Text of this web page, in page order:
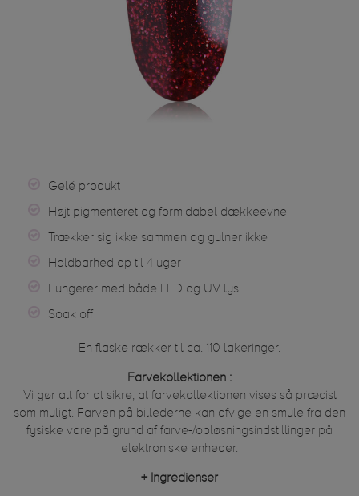
Gelé produkt
Højt pigmenteret og formidabel dækkeevne
Trækker sig ikke sammen og gulner ikke
Holdbarhed op til 4 uger
Fungerer med både LED og UV lys
Soak off
En flaske rækker til ca. 110 lakeringer.
Farvekollektionen :
Vi gør alt for at sikre, at farvekollektionen vises så præcist
som muligt. Farven på billederne kan afvige en smule fra den
fysiske vare på grund af farve-/opløsningsindstillinger på
elektroniske enheder.
+ Ingredienser